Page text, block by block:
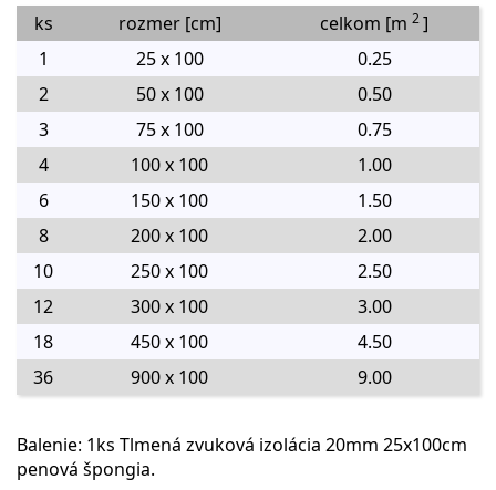
ks
rozmer [cm] celkom [m 2]
1
25 x 100
0.25
2
50 x 100
0.50
3
75 x 100
0.75
4
100 x 100
1.00
6
150 x 100
1.50
8
200 x 100
2.00
10
250 x 100
2.50
12
300 x 100
3.00
18
450 x 100
4.50
36
900 x 100 9.00
Balenie: 1ks Tlmená zvuková izolácia 20mm 25x100cm
penová špongia.